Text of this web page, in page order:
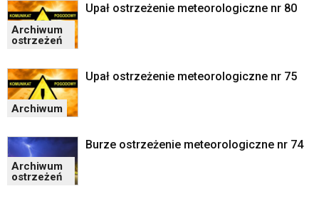
Archiwum
ostrzeżeń
Upał ostrzeżenie meteorologiczne nr 80
Archiwum
Upał ostrzeżenie meteorologiczne nr 75
Archiwum
ostrzeżeń
Burze ostrzeżenie meteorologiczne nr 74